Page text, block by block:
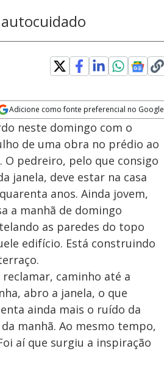
Adicione como fonte preferencial no Google
in new window
neste domingo com o
de uma obra no prédio ao
O pedreiro, pelo que consigo
janela, deve estar na casa
anos. Ainda jovem,
a manhã de domingo
as paredes do topo
edifício. Está construindo
reclamar, caminho até a
abro a janela, o que
ainda mais o ruído da
manhã. Ao mesmo tempo,
aí que surgiu a inspiração